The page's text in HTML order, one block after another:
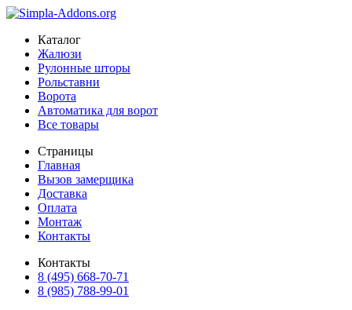
Каталог
Жалюзи
Рулонные шторы
Рольставни
Ворота
Автоматика для ворот
Все товары
Страницы
Главная
Вызов замерщика
Доставка
Оплата
Монтаж
Контакты
Контакты
8 (495) 668-70-71
8 (985) 788-99-01